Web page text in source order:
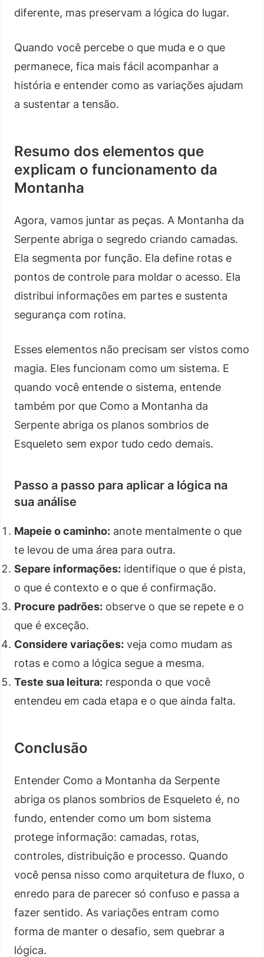
diferente, mas preservam a lógica do lugar.
Quando você percebe o que muda e o que
permanece, fica mais fácil acompanhar a
história e entender como as variações ajudam
a sustentar a tensão.
Resumo dos elementos que
explicam o funcionamento da
Montanha
Agora, vamos juntar as peças. A Montanha da
Serpente abriga o segredo criando camadas.
Ela segmenta por função. Ela define rotas e
pontos de controle para moldar o acesso. Ela
distribui informações em partes e sustenta
segurança com rotina.
Esses elementos não precisam ser vistos como
magia. Eles funcionam como um sistema. E
quando você entende o sistema, entende
também por que Como a Montanha da
Serpente abriga os planos sombrios de
Esqueleto sem expor tudo cedo demais.
Passo a passo para aplicar a lógica na
sua análise
Mapeie o caminho: anote mentalmente o que
te levou de uma área para outra.
Separe informações: identifique o que é pista,
o que é contexto e o que é confirmação.
Procure padrões: observe o que se repete e o
que é exceção.
Considere variações: veja como mudam as
rotas e como a lógica segue a mesma.
Teste sua leitura: responda o que você
entendeu em cada etapa e o que ainda falta.
Conclusão
Entender Como a Montanha da Serpente
abriga os planos sombrios de Esqueleto é, no
fundo, entender como um bom sistema
protege informação: camadas, rotas,
controles, distribuição e processo. Quando
você pensa nisso como arquitetura de fluxo, o
enredo para de parecer só confuso e passa a
fazer sentido. As variações entram como
forma de manter o desafio, sem quebrar a
lógica.